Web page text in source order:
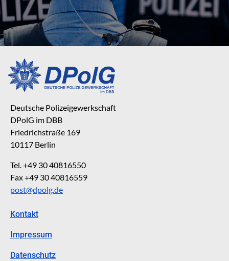
Deutsche Polizeigewerkschaft
DPolG im DBB
Friedrichstraße 169
10117 Berlin
Tel. +49 30 40816550
Fax +49 30 40816559
post@dpolg.de
Kontakt
Impressum
Datenschutz